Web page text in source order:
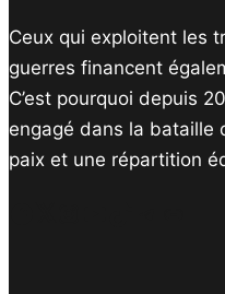
Ceux qui exploitent les
guerres financent
C’est pourquoi depuis
engagé dans la bataille
paix et une répartition